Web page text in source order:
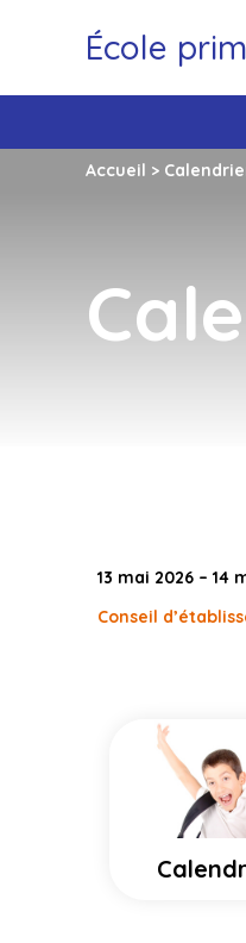
École
Accueil >
13 mai 2026 – 14
Conseil